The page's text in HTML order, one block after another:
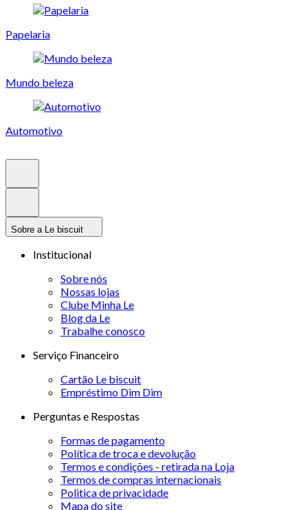
Papelaria
Mundo beleza
Automotivo
Sobre a Le biscuit
Institucional
Sobre nós
Nossas lojas
Clube Minha Le
Blog da Le
Trabalhe conosco
Serviço Financeiro
Cartão Le biscuit
Empréstimo Dim Dim
Perguntas e Respostas
Formas de pagamento
Política de troca e devolução
Termos e condições - retirada na Loja
Termos de compras internacionais
Politica de privacidade
Mapa do site